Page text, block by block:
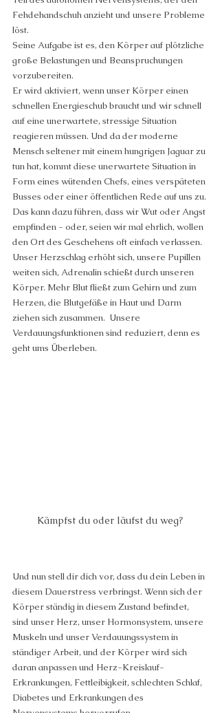
Fehdehandschuh anzieht und unsere Probleme
löst.
Seine Aufgabe ist es, den Körper auf plötzliche
große Belastungen und Beanspruchungen
vorzubereiten.
Er wird aktiviert, wenn unser Körper einen
schnellen Energieschub braucht und wir schnell
auf eine unerwartete, stressige Situation
reagieren müssen. Und da der moderne
Mensch seltener mit einem hungrigen Jaguar zu
tun hat, kommt diese unerwartete Situation in
Form eines wütenden Chefs, eines verspäteten
Busses oder einer öffentlichen Rede auf uns zu.
Das kann dazu führen, dass wir Wut oder Angst
empfinden - oder, seien wir mal ehrlich, wollen
den Ort des Geschehens oft einfach verlassen.
Unser Herzschlag erhöht sich, unsere Pupillen
weiten sich, Adrenalin schießt durch unseren
Körper. Mehr Blut fließt zum Gehirn und zum
Herzen, die Blutgefäße in Haut und Darm
ziehen sich zusammen.  Unsere
Verdauungsfunktionen sind reduziert, denn es
geht ums Überleben.
Kämpfst du oder läufst du weg?
Und nun stell dir dich vor, dass du dein Leben in
diesem Dauerstress verbringst. Wenn sich der
Körper ständig in diesem Zustand befindet,
sind unser Herz, unser Hormonsystem, unsere
Muskeln und unser Verdauungssystem in
ständiger Arbeit, und der Körper wird sich
daran anpassen und Herz-Kreislauf-
Erkrankungen, Fettleibigkeit, schlechten Schlaf,
Diabetes und Erkrankungen des